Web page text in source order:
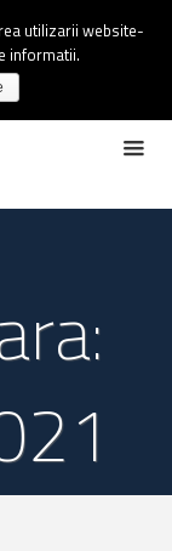
utilizarii website-
informatii.